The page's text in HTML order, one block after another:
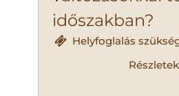
időszakban?
Helyfoglalás
Részletek